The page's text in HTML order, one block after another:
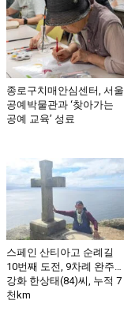
종로구치매안심센터, 서울
공예박물관과 ‘찾아가는
공예 교육’ 성료
스페인 산티아고 순례길
10번째 도전, 9차례 완주…
강화 한상태(84)씨, 누적 7
천km